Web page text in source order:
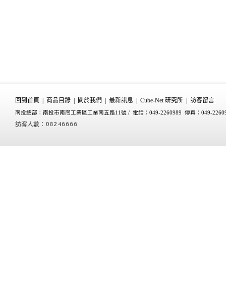
回到首頁 商品目錄 關於我們 最新訊息 Cube-Net 研究所 訪客留言
南投總部：南投市南崗工業區工業南五路11號 / 電話：049-2260989 傳真：049-
訪客人數：